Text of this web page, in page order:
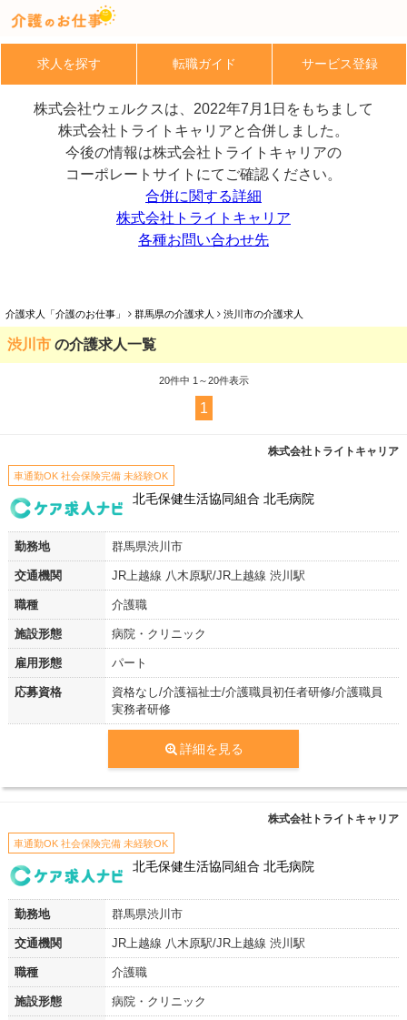
求人を探す 転職ガイド サービス登録
株式会社ウェルクスは、2022年7月1日をもちまして
株式会社トライトキャリアと合併しました。
今後の情報は株式会社トライトキャリアの
コーポレートサイトにてご確認ください。
合併に関する詳細
株式会社トライトキャリア
各種お問い合わせ先
介護求人「介護のお仕事」 群馬県の介護求人 渋川市の介護求人
渋川市 の介護求人一覧
20件中 1～20件表示
1
株式会社トライトキャリア
車通勤OK 社会保険完備 未経験OK
北毛保健生活協同組合 北毛病院
勤務地 群馬県渋川市
交通機関 JR上越線 八木原駅/JR上越線 渋川駅
職種 介護職
施設形態 病院・クリニック
雇用形態 パート
応募資格
資格なし/介護福祉士/介護職員初任者研修/介護職員
実務者研修
詳細を見る
株式会社トライトキャリア
車通勤OK 社会保険完備 未経験OK
北毛保健生活協同組合 北毛病院
勤務地 群馬県渋川市
交通機関 JR上越線 八木原駅/JR上越線 渋川駅
職種 介護職
施設形態 病院・クリニック